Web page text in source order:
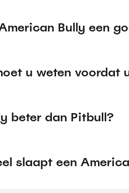
Bully een
u weten voordat
beter dan Pitbull?
slaapt een